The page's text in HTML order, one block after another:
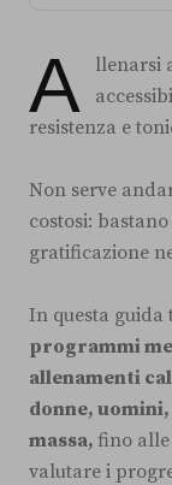
A
llenarsi
resistenza e
Non serve
costosi:
gratificazione
In questa guida
programmi
allenamenti
donne,
massa, fino alle
valutare i